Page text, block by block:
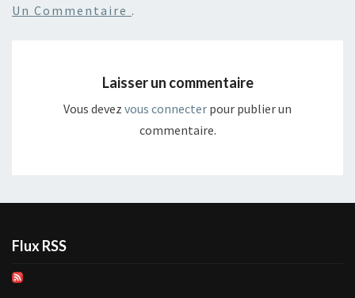
Un Commentaire .
Laisser un commentaire
Vous devez vous connecter pour publier un
commentaire.
Flux RSS